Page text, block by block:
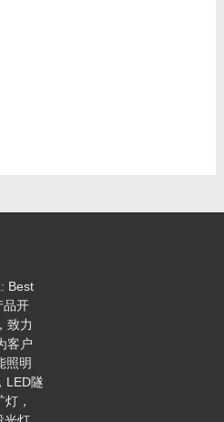
Best
品开
致力
客户
照明
LED隧
，